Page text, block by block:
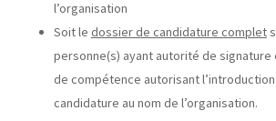
l’organisation
Soit le dossier de candidature complet
personne(s) ayant autorité de
de compétence autorisant
candidature au nom de l’organisation.